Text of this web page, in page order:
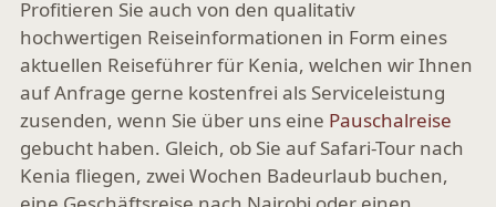
Profitieren Sie auch von den qualitativ
hochwertigen Reiseinformationen in Form eines
aktuellen Reiseführer für Kenia, welchen wir Ihnen
auf Anfrage gerne kostenfrei als Serviceleistung
zusenden, wenn Sie über uns eine Pauschalreise
gebucht haben. Gleich, ob Sie auf Safari-Tour nach
Kenia fliegen, zwei Wochen Badeurlaub buchen,